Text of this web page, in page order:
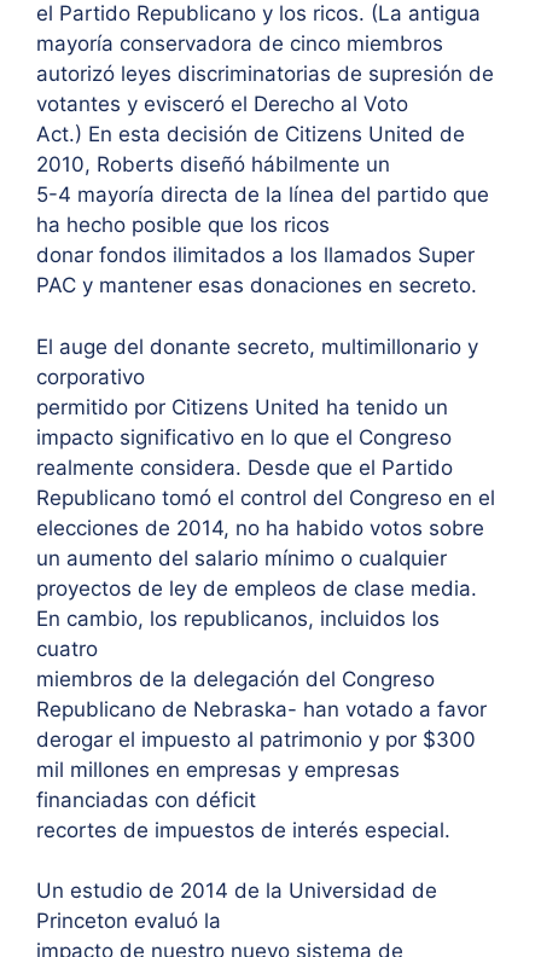
el Partido Republicano y los ricos. (La antigua
mayoría conservadora de cinco miembros
autorizó leyes discriminatorias de supresión de
votantes y evisceró el Derecho al Voto
Act.) En esta decisión de Citizens United de
2010, Roberts diseñó hábilmente un
5-4 mayoría directa de la línea del partido que
ha hecho posible que los ricos
donar fondos ilimitados a los llamados Super
PAC y mantener esas donaciones en secreto.
El auge del donante secreto, multimillonario y
corporativo
permitido por Citizens United ha tenido un
impacto significativo en lo que el Congreso
realmente considera. Desde que el Partido
Republicano tomó el control del Congreso en el
elecciones de 2014, no ha habido votos sobre
un aumento del salario mínimo o cualquier
proyectos de ley de empleos de clase media.
En cambio, los republicanos, incluidos los
cuatro
miembros de la delegación del Congreso
Republicano de Nebraska- han votado a favor
derogar el impuesto al patrimonio y por $300
mil millones en empresas y empresas
financiadas con déficit
recortes de impuestos de interés especial.
Un estudio de 2014 de la Universidad de
Princeton evaluó la
impacto de nuestro nuevo sistema de